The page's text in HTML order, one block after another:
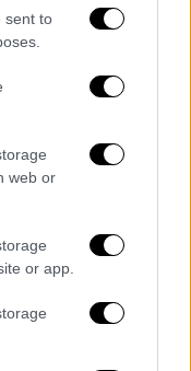
sent to
web or
or app.
υγρό
πάντως
τρίτος μη
μακρινός,
οποίο έχει τη
και είναι
ερυθρούς
ακτινοβολία. Η
σε
Είναι άγνωστο